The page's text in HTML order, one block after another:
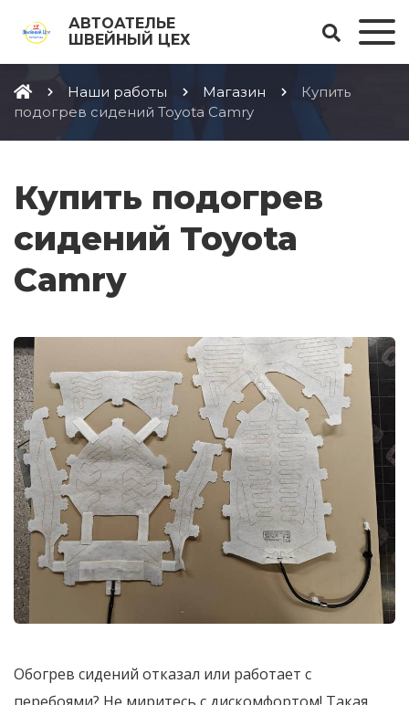
АВТОАТЕЛЬЕ
ШВЕЙНЫЙ ЦЕХ
Наши работы Магазин
Купить
подогрев сидений Toyota Camry
Купить подогрев
сидений Toyota
Camry
Обогрев сидений отказал или работает с
перебоями? Не миритесь с дискомфортом! Такая